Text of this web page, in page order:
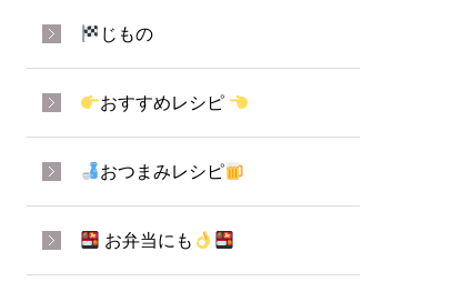
じもの
おすすめレシピ
おつまみレシピ
お弁当にも